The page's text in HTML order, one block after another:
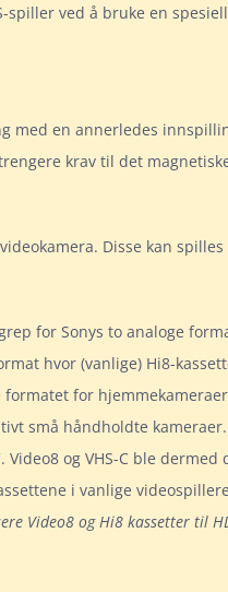
spiller ved å bruke en
med en annerledes
krav til det
Disse kan
for Sonys to analoge
hvor (vanlige) Hi8-
for
små håndholdte
Video8 og VHS-C ble
i vanlige
Video8 og Hi8 kassetter til